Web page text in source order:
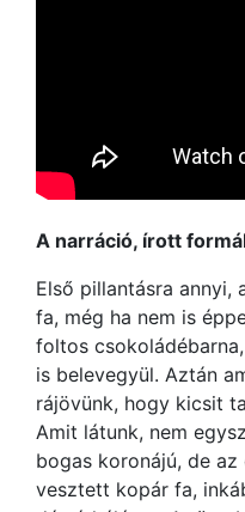
A narráció, írott
Első pillantásra annyi,
fa, még ha nem is
foltos
is belevegyül. Aztán
rájövünk, hogy kicsit
Amit látunk, nem
bogas koronájú, de
vesztett kopár fa,